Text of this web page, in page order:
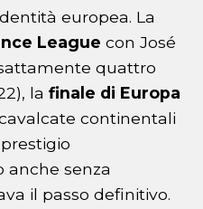
europea. La
League con José
quattro
la finale di Europa
continentali
anche senza
il passo definitivo.